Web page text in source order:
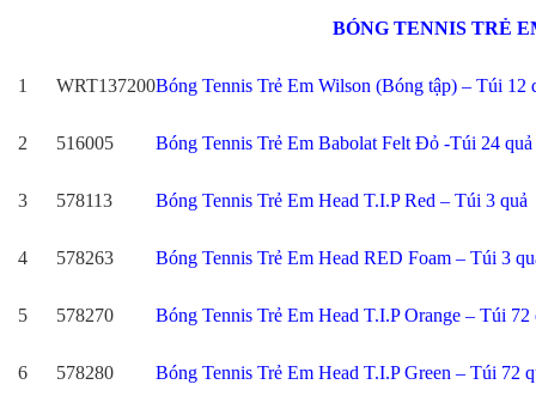
BÓNG TENNIS TRẺ
1 WRT137200Bóng Tennis Trẻ Em Wilson (Bóng tập) – Túi 12
2 516005 Bóng Tennis Trẻ Em Babolat Felt Đỏ -Túi 24 quả
3 578113 Bóng Tennis Trẻ Em Head T.I.P Red – Túi 3 quả
4 578263 Bóng Tennis Trẻ Em Head RED Foam – Túi 3
5 578270 Bóng Tennis Trẻ Em Head T.I.P Orange – Túi 72
6 578280 Bóng Tennis Trẻ Em Head T.I.P Green – Túi 72